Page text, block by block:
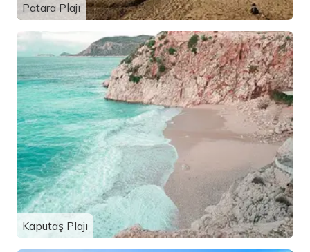
Patara Plajı
Kaputaş Plajı